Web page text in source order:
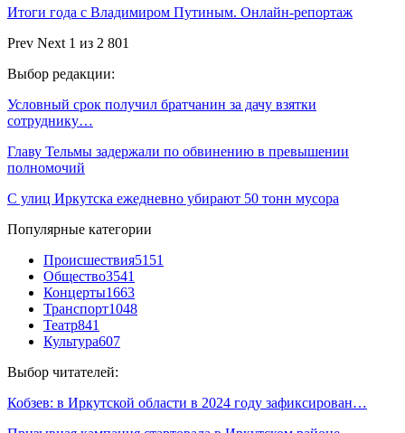
Итоги года с Владимиром Путиным. Онлайн-репортаж
Prev Next 1 из 2 801
Выбор редакции:
Условный срок получил братчанин за дачу взятки
сотруднику…
Главу Тельмы задержали по обвинению в превышении
полномочий
С улиц Иркутска ежедневно убирают 50 тонн мусора
Популярные категории
Происшествия5151
Общество3541
Концерты1663
Транспорт1048
Театр841
Культура607
Выбор читателей:
Кобзев: в Иркутской области в 2024 году зафиксирован…